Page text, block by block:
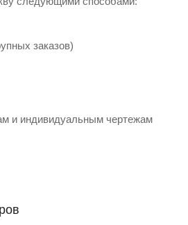
заказов)
и индивидуальным чертежам